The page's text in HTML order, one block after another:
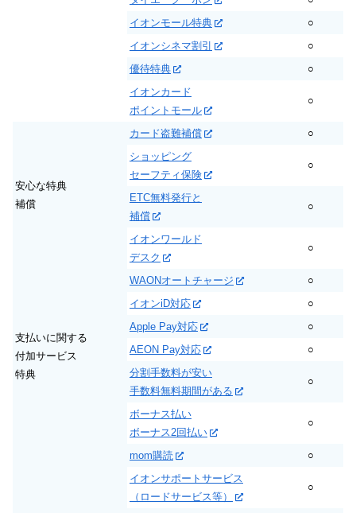
イオンモール特典
○
イオンシネマ割引
○
優待特典
○
イオンカード
ポイントモール
○
安心な特典
補償
カード盗難補償
○
ショッピング
セーフティ保険
○
ETC無料発行と
補償
○
イオンワールド
デスク
○
支払いに関する
付加サービス
特典
WAONオートチャージ
○
イオンiD対応
○
Apple Pay対応
○
AEON Pay対応
○
分割手数料が安い
手数料無料期間がある
○
ボーナス払い
ボーナス2回払い
○
mom購読
○
イオンサポートサービス
（ロードサービス等）
○